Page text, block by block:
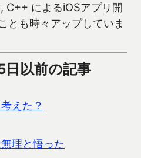
C++ によるiOSアプリ開
とも時々アップしていま
以前の記事
えた？
理と悟った